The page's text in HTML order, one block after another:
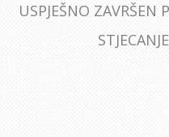
USPJEŠNO ZAVRŠEN